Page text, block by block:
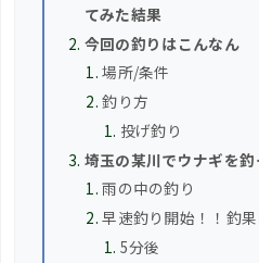
てみた結果
今回の釣りはこんなん
場所/条件
釣り方
投げ釣り
埼玉の某川でウナギを釣
雨の中の釣り
早速釣り開始！！釣果
5分後